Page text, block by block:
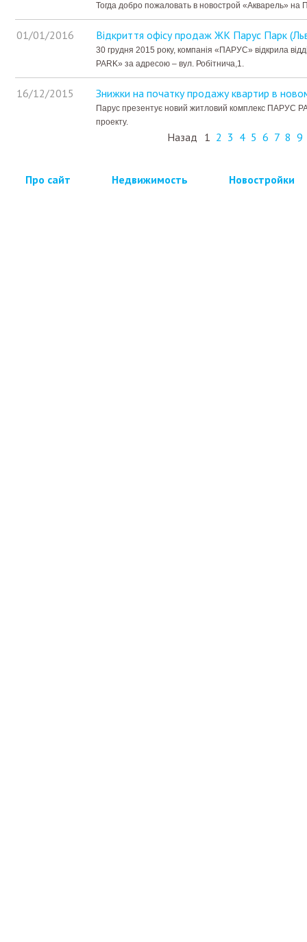
Тогда добро пожаловать в новострой «Акварель» на
01/01/2016 Відкриття офісу продаж ЖК Парус Парк
30 грудня 2015 року, компанія «ПАРУС» відкрила
PARK» за адресою – вул. Робітнича,1.
16/12/2015 Знижки на початку продажу квартир в
Парус презентує новий житловий комплекс ПАРУС
проекту.
Назад 1 2 3 4 5 6 7 8 9
Про сайт Недвижимость Новостройки